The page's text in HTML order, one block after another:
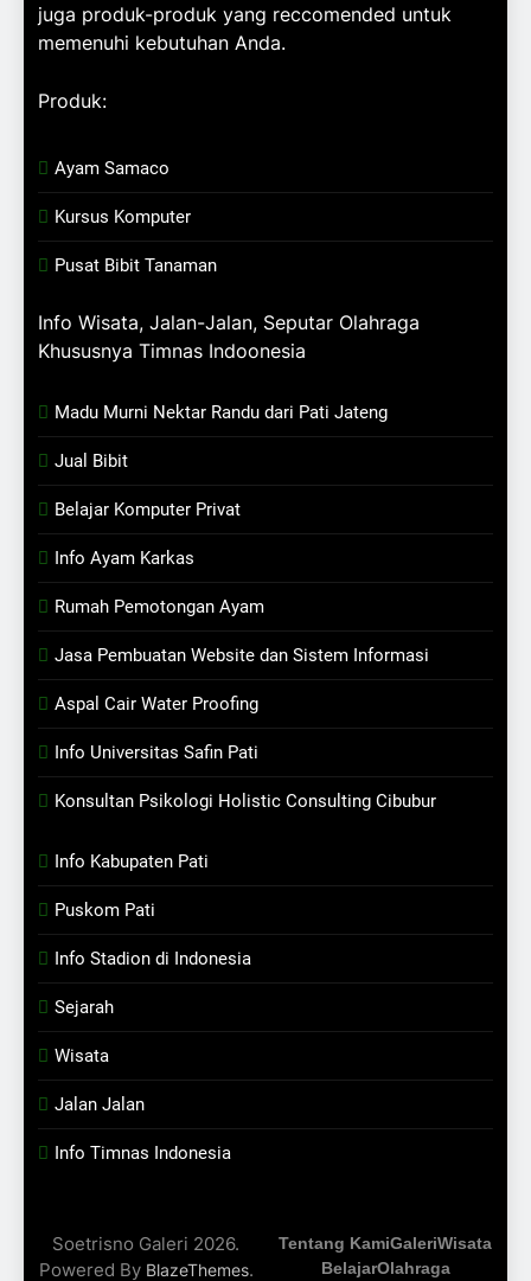
juga produk-produk yang reccomended untuk
memenuhi kebutuhan Anda.
Produk:
Ayam Samaco
Kursus Komputer
Pusat Bibit Tanaman
Info Wisata, Jalan-Jalan, Seputar Olahraga
Khususnya Timnas Indoonesia
Madu Murni Nektar Randu dari Pati Jateng
Jual Bibit
Belajar Komputer Privat
Info Ayam Karkas
Rumah Pemotongan Ayam
Jasa Pembuatan Website dan Sistem Informasi
Aspal Cair Water Proofing
Info Universitas Safin Pati
Konsultan Psikologi Holistic Consulting Cibubur
Info Kabupaten Pati
Puskom Pati
Info Stadion di Indonesia
Sejarah
Wisata
Jalan Jalan
Info Timnas Indonesia
Soetrisno Galeri 2026.
Powered By BlazeThemes.
Tentang KamiGaleriWisata
BelajarOlahraga